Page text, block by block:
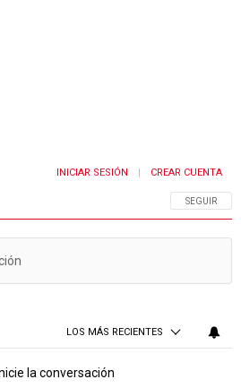
SIGA ESTA
SEGUIR
INICIAR SESIÓN CREAR CUENTA
LOS MÁS RECIENTES
la conversación